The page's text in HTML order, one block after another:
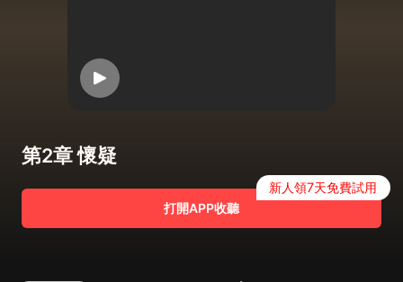
第2章 懷疑
打開APP收聽
新人領7天免費試用